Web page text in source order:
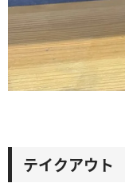
テイクアウト